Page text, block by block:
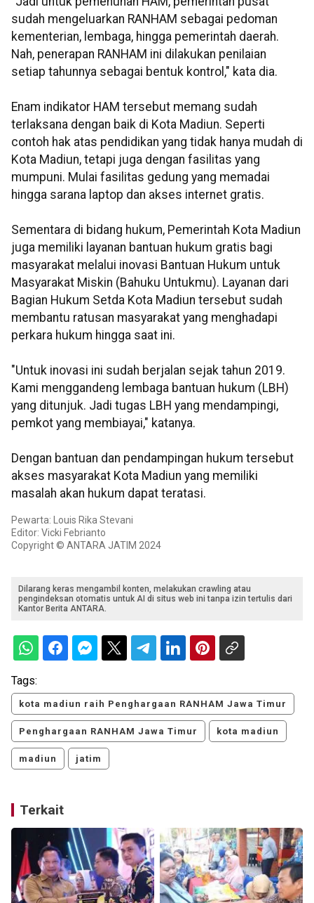
sudah mengeluarkan RANHAM sebagai pedoman
kementerian, lembaga, hingga pemerintah daerah.
Nah, penerapan RANHAM ini dilakukan penilaian
setiap tahunnya sebagai bentuk kontrol," kata dia.
Enam indikator HAM tersebut memang sudah
terlaksana dengan baik di Kota Madiun. Seperti
contoh hak atas pendidikan yang tidak hanya mudah di
Kota Madiun, tetapi juga dengan fasilitas yang
mumpuni. Mulai fasilitas gedung yang memadai
hingga sarana laptop dan akses internet gratis.
Sementara di bidang hukum, Pemerintah Kota Madiun
juga memiliki layanan bantuan hukum gratis bagi
masyarakat melalui inovasi Bantuan Hukum untuk
Masyarakat Miskin (Bahuku Untukmu). Layanan dari
Bagian Hukum Setda Kota Madiun tersebut sudah
membantu ratusan masyarakat yang menghadapi
perkara hukum hingga saat ini.
"Untuk inovasi ini sudah berjalan sejak tahun 2019.
Kami menggandeng lembaga bantuan hukum (LBH)
yang ditunjuk. Jadi tugas LBH yang mendampingi,
pemkot yang membiayai," katanya.
Dengan bantuan dan pendampingan hukum tersebut
akses masyarakat Kota Madiun yang memiliki
masalah akan hukum dapat teratasi.
Pewarta: Louis Rika Stevani
Editor: Vicki Febrianto
Copyright © ANTARA JATIM 2024
Dilarang keras mengambil konten, melakukan crawling atau
pengindeksan otomatis untuk AI di situs web ini tanpa izin tertulis dari
Kantor Berita ANTARA.
Tags:
kota madiun raih Penghargaan RANHAM Jawa Timur
Penghargaan RANHAM Jawa Timur kota madiun
madiun jatim
Terkait